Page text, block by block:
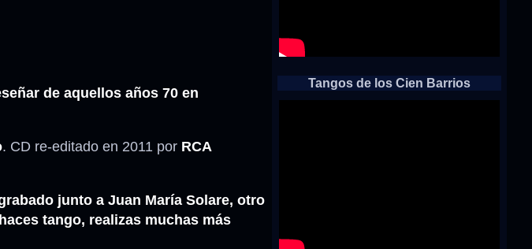
de aquellos años 70 en
. CD re-editado en 2011 por RCA
junto a Juan María Solare, otro
tango, realizas muchas más
Tangos de los Cien Barrios